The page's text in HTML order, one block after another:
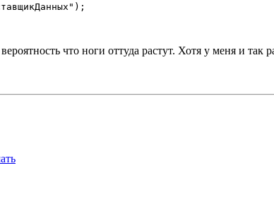
что ноги оттуда растут. Хотя у меня и так